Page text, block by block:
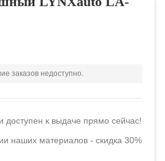
заказов недоступно.
доступен к выдаче прямо сейчас!
наших материалов - скидка 30%